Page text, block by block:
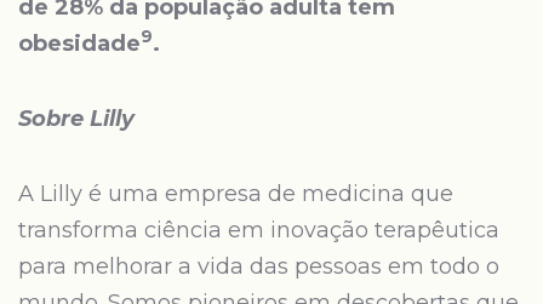
de 28% da população adulta tem
obesidade9.
Sobre Lilly
A Lilly é uma empresa de medicina que
transforma ciência em inovação terapêutica
para melhorar a vida das pessoas em todo o